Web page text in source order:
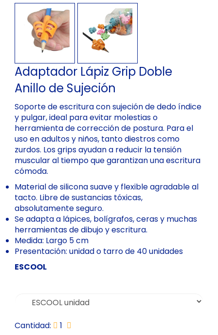
Adaptador Lápiz Grip Doble
Anillo de Sujeción
Soporte de escritura con sujeción de dedo índice
y pulgar, ideal para evitar molestias o
herramienta de corrección de postura. Para el
uso en adultos y niños, tanto diestros como
zurdos. Los grips ayudan a reducir la tensión
muscular al tiempo que garantizan una escritura
cómoda.
Material de silicona suave y flexible agradable al
tacto. Libre de sustancias tóxicas,
absolutamente seguro.
Se adapta a lápices, bolígrafos, ceras y muchas
herramientas de dibujo y escritura.
Medida: Largo 5 cm
Presentación: unidad o tarro de 40 unidades
ESCOOL
Cantidad: 1